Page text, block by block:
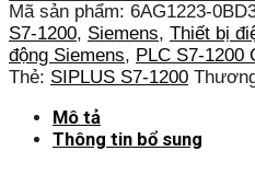
Mã sản phẩm: 6AG1223-
S7-1200, Siemens, Thiết bị
động Siemens, PLC S7-1200
Thẻ: SIPLUS S7-1200
Mô tả
Thông tin bổ sung